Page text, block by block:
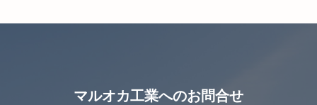
マルオカ工業へのお問合せ